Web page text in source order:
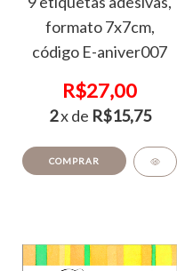
formato 7x7cm,
código E-aniver007
R$27,00
2x de R$15,75
COMPRAR